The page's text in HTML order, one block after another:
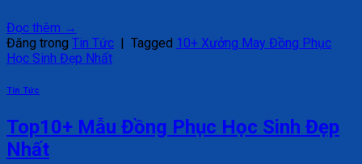
Đọc thêm →
Đăng trong Tin Tức | Tagged 10+ Xưởng May Đồng Phục
Học Sinh Đẹp Nhất
Tin Tức
Top10+ Mẫu Đồng Phục Học Sinh Đẹp
Nhất